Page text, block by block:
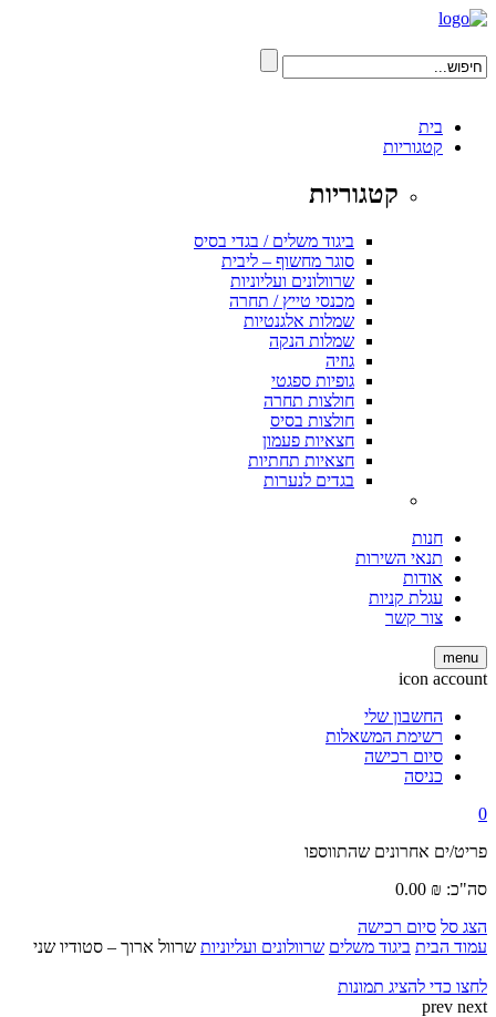
בית
קטגוריות
קטגוריות
ביגוד משלים / בגדי בסיס
סוגר מחשוף – ליבית
שרוולונים ועליוניות
מכנסי טייץ / תחרה
שמלות אלגנטיות
שמלות הנקה
גוזיה
גופיות ספגטי
חולצות תחרה
חולצות בסיס
חצאיות פעמון
חצאיות תחתיות
בגדים לנערות
חנות
תנאי השירות
אודות
עגלת קניות
צור קשר
menu
icon account
החשבון שלי
רשימת המשאלות
סיום רכישה
כניסה
0
פריט/ים אחרונים שהתווספו
סה"כ:
0.00 ₪
הצג סל סיום רכישה
עמוד הבית ביגוד משלים שרוולונים ועליוניות שרוול ארוך – סטודיו שני
לחצו כדי להציג תמונות
prev next